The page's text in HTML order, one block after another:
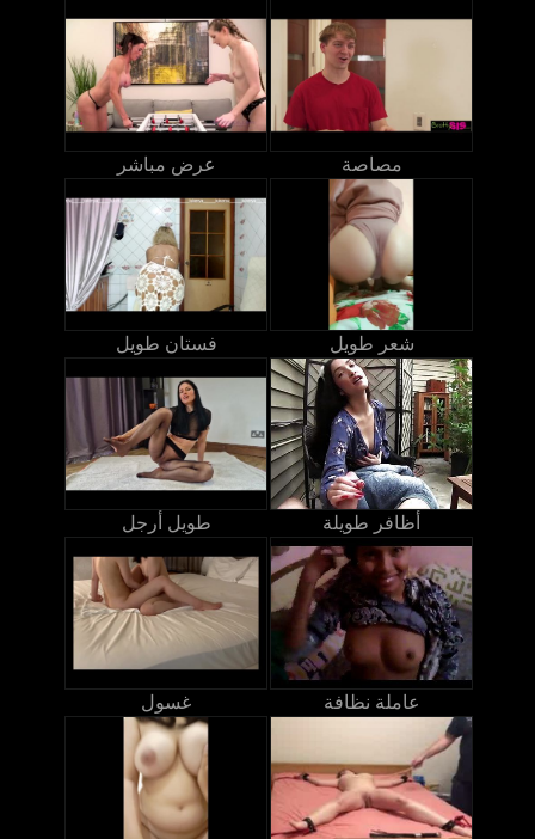
عرض مباشر مصاصة
فستان طويل شعر طويل
طويل أرجل أظافر طويلة
غسول عاملة نظافة